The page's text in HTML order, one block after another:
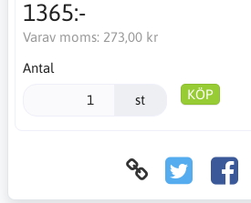
1365:-
Varav moms: 273,00 kr
Antal
st KÖP